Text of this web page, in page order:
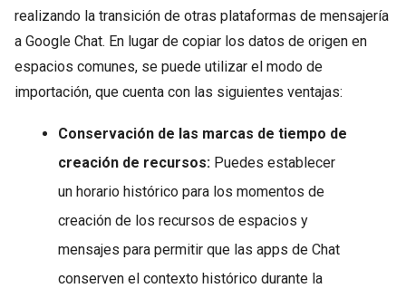
realizando la transición de otras plataformas de mensajería
a Google Chat. En lugar de copiar los datos de origen en
espacios comunes, se puede utilizar el modo de
importación, que cuenta con las siguientes ventajas:
Conservación de las marcas de tiempo de
creación de recursos: Puedes establecer
un horario histórico para los momentos de
creación de los recursos de espacios y
mensajes para permitir que las apps de Chat
conserven el contexto histórico durante la